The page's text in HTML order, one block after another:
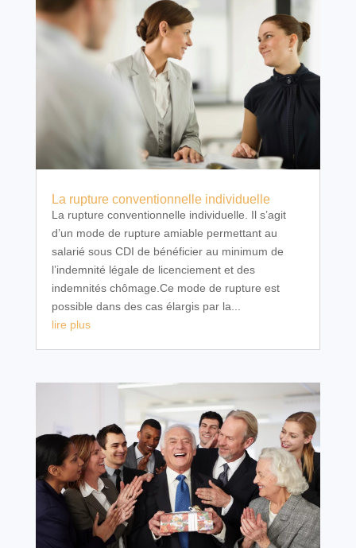
La rupture conventionnelle individuelle
La rupture conventionnelle individuelle. Il s’agit
d’un mode de rupture amiable permettant au
salarié sous CDI de bénéficier au minimum de
l’indemnité légale de licenciement et des
indemnités chômage.Ce mode de rupture est
possible dans des cas élargis par la...
lire plus